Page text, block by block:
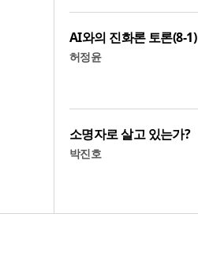
AI와의 진화론 토론(8-1)
허정윤
소명자로 살고 있는가?
박진호